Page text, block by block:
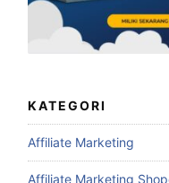
KATEGORI
Affiliate Marketing
Affiliate Marketing